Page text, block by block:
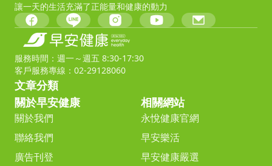
讓一天的生活充滿了正能量和健康的動力
服務時間：週一～週五 8:30-17:30
客戶服務專線：02-29128060
文章分類
關於早安健康
關於我們
聯絡我們
廣告刊登
相關網站
永悅健康官網
早安樂活
早安健康嚴選